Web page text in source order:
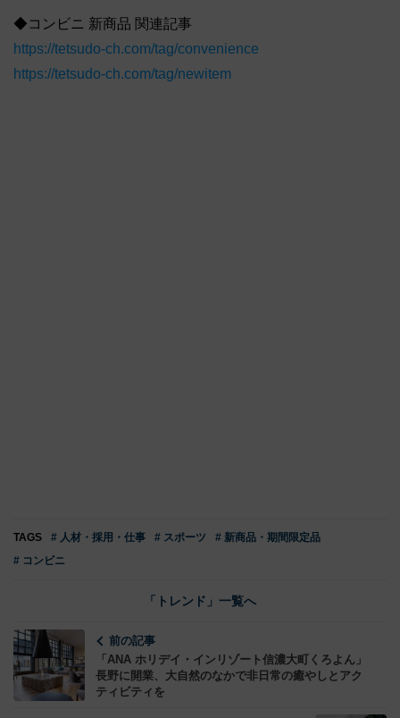
◆コンビニ 新商品 関連記事
https://tetsudo-ch.com/tag/convenience
https://tetsudo-ch.com/tag/newitem
TAGS # 人材・採用・仕事 # スポーツ
# 新商品・期間限定品
# コンビニ
「トレンド」一覧へ
前の記事
「ANA ホリデイ・インリゾート信濃大町くろよん」
長野に開業、大自然のなかで非日常の癒やしとアク
ティビティを